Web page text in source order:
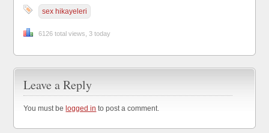
sex hikayeleri
6126 total views, 3 today
Leave a Reply
You must be logged in to post a comment.